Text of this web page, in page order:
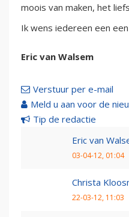
moois van maken, het
Ik wens iedereen een
Eric van Walsem
Verstuur per e-mail
Meld u aan voor de
Tip de redactie
Eric van
03-04-12, 01:04
Christa
22-03-12, 11:03